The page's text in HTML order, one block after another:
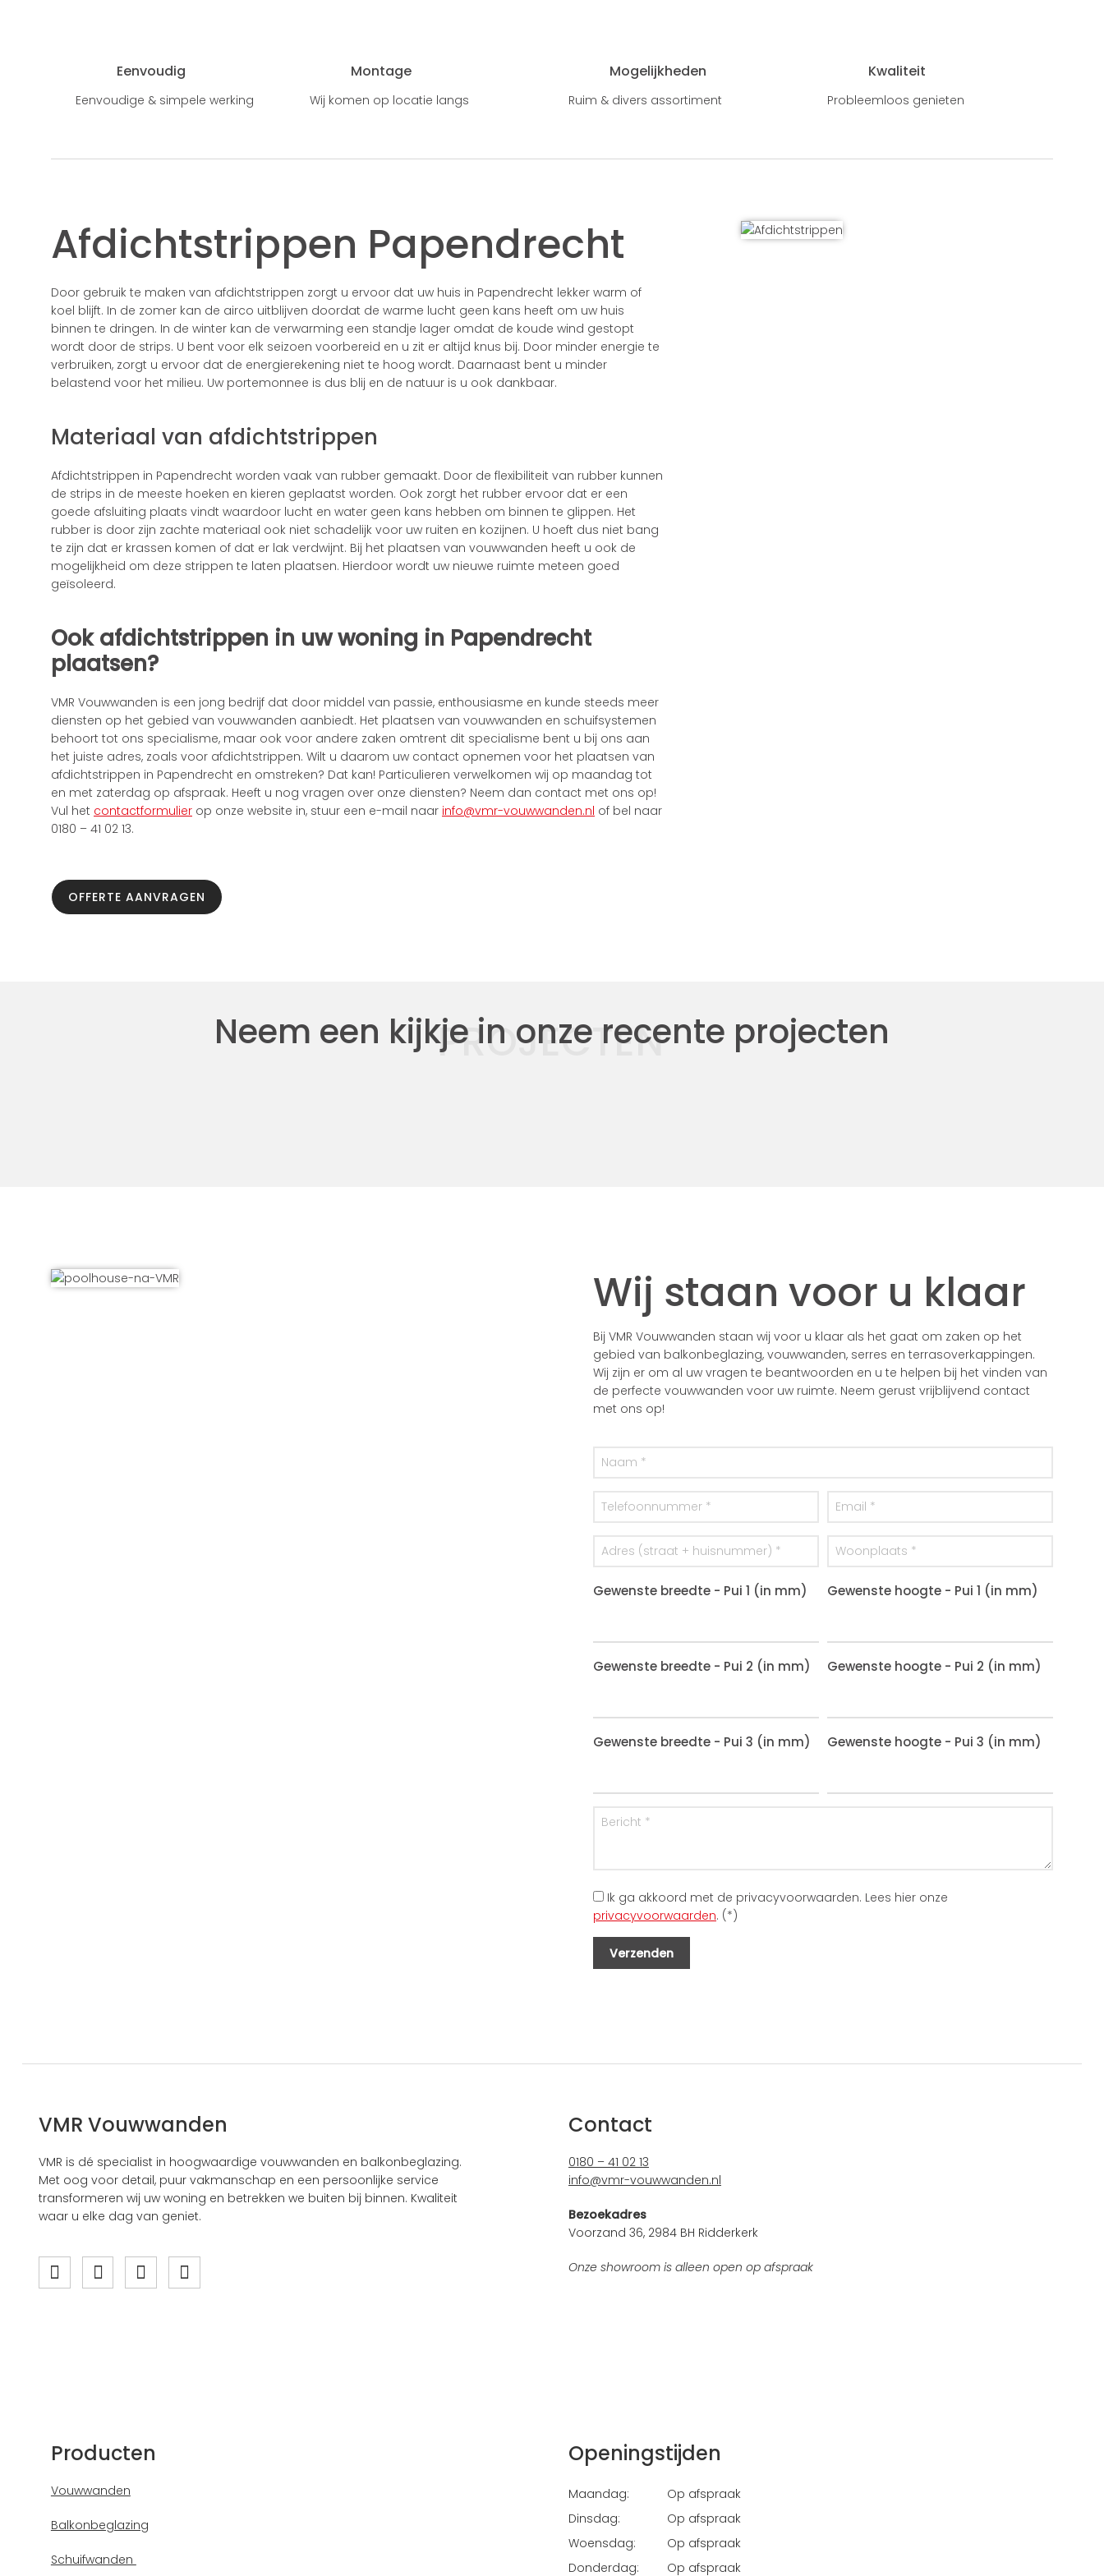
Eenvoudig
Eenvoudige & simpele werking
Montage
Wij komen op locatie langs
Mogelijkheden
Ruim & divers assortiment
Kwaliteit
Probleemloos genieten
Afdichtstrippen Papendrecht
Door gebruik te maken van afdichtstrippen zorgt u ervoor dat uw huis in Papendrecht lekker warm of
koel blijft. In de zomer kan de airco uitblijven doordat de warme lucht geen kans heeft om uw huis
binnen te dringen. In de winter kan de verwarming een standje lager omdat de koude wind gestopt
wordt door de strips. U bent voor elk seizoen voorbereid en u zit er altijd knus bij. Door minder energie te
verbruiken, zorgt u ervoor dat de energierekening niet te hoog wordt. Daarnaast bent u minder
belastend voor het milieu. Uw portemonnee is dus blij en de natuur is u ook dankbaar.
Materiaal van afdichtstrippen
Afdichtstrippen in Papendrecht worden vaak van rubber gemaakt. Door de flexibiliteit van rubber kunnen
de strips in de meeste hoeken en kieren geplaatst worden. Ook zorgt het rubber ervoor dat er een
goede afsluiting plaats vindt waardoor lucht en water geen kans hebben om binnen te glippen. Het
rubber is door zijn zachte materiaal ook niet schadelijk voor uw ruiten en kozijnen. U hoeft dus niet bang
te zijn dat er krassen komen of dat er lak verdwijnt. Bij het plaatsen van vouwwanden heeft u ook de
mogelijkheid om deze strippen te laten plaatsen. Hierdoor wordt uw nieuwe ruimte meteen goed
geïsoleerd.
Ook afdichtstrippen in uw woning in Papendrecht
plaatsen?
VMR Vouwwanden is een jong bedrijf dat door middel van passie, enthousiasme en kunde steeds meer
diensten op het gebied van vouwwanden aanbiedt. Het plaatsen van vouwwanden en schuifsystemen
behoort tot ons specialisme, maar ook voor andere zaken omtrent dit specialisme bent u bij ons aan
het juiste adres, zoals voor afdichtstrippen. Wilt u daarom uw contact opnemen voor het plaatsen van
afdichtstrippen in Papendrecht en omstreken? Dat kan! Particulieren verwelkomen wij op maandag tot
en met zaterdag op afspraak. Heeft u nog vragen over onze diensten? Neem dan contact met ons op!
Vul het contactformulier op onze website in, stuur een e-mail naar info@vmr-vouwwanden.nl of bel naar
0180 – 41 02 13.
OFFERTE AANVRAGEN
PROJECTEN
Neem een kijkje in onze recente projecten
Wij staan voor u klaar
Bij VMR Vouwwanden staan wij voor u klaar als het gaat om zaken op het
gebied van balkonbeglazing, vouwwanden, serres en terrasoverkappingen.
Wij zijn er om al uw vragen te beantwoorden en u te helpen bij het vinden van
de perfecte vouwwanden voor uw ruimte. Neem gerust vrijblijvend contact
met ons op!
Gewenste breedte - Pui 1 (in mm) Gewenste hoogte - Pui 1 (in mm)
Gewenste breedte - Pui 2 (in mm) Gewenste hoogte - Pui 2 (in mm)
Gewenste breedte - Pui 3 (in mm) Gewenste hoogte - Pui 3 (in mm)
Ik ga akkoord met de privacyvoorwaarden. Lees hier onze
privacyvoorwaarden. (*)
VMR Vouwwanden
VMR is dé specialist in hoogwaardige vouwwanden en balkonbeglazing.
Met oog voor detail, puur vakmanschap en een persoonlijke service
transformeren wij uw woning en betrekken we buiten bij binnen. Kwaliteit
waar u elke dag van geniet.
Contact
0180 – 41 02 13
info@vmr-vouwwanden.nl
Bezoekadres
Voorzand 36, 2984 BH Ridderkerk
Onze showroom is alleen open op afspraak
Producten
Vouwwanden
Balkonbeglazing
Schuifwanden
Openingstijden
Maandag:
Op afspraak
Dinsdag:
Op afspraak
Woensdag:
Op afspraak
Donderdag:
Op afspraak